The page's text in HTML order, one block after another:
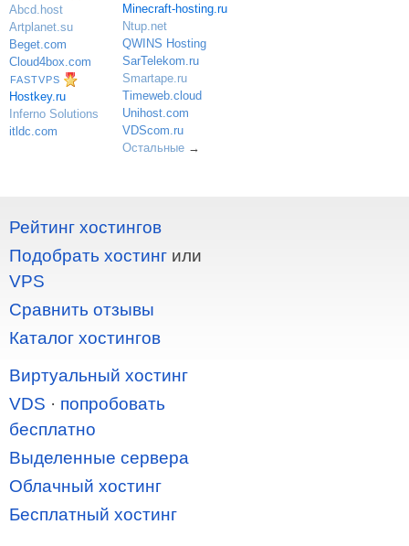
Abcd.host
Artplanet.su
Beget.com
Cloud4box.com
FASTVPS
Hostkey.ru
Inferno Solutions
itldc.com
Minecraft-hosting.ru
Ntup.net
QWINS Hosting
SarTelekom.ru
Smartape.ru
Timeweb.cloud
Unihost.com
VDScom.ru
Остальные→
Рейтинг хостингов
Подобрать хостинг или
VPS
Сравнить отзывы
Каталог хостингов
Виртуальный хостинг
VDS · попробовать
бесплатно
Выделенные сервера
Облачный хостинг
Бесплатный хостинг